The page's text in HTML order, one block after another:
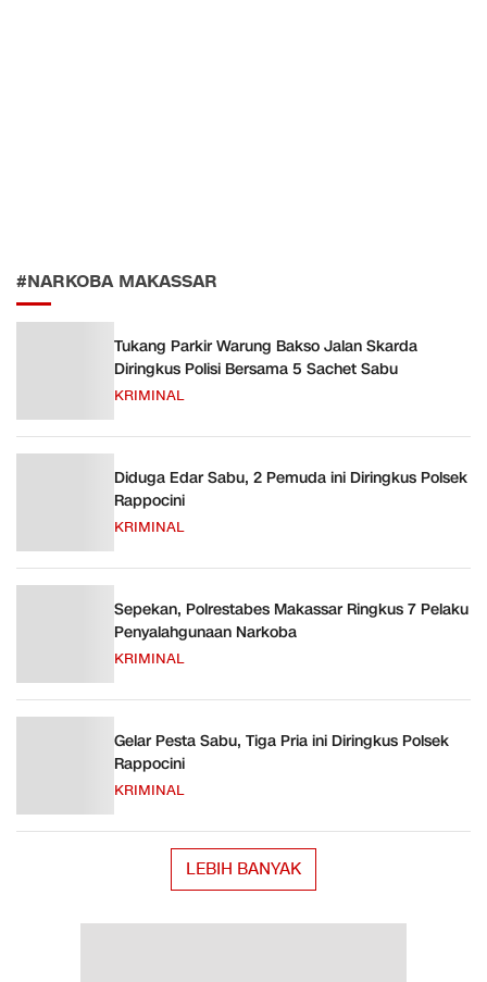
#NARKOBA MAKASSAR
Tukang Parkir Warung Bakso Jalan Skarda
Diringkus Polisi Bersama 5 Sachet Sabu
KRIMINAL
Diduga Edar Sabu, 2 Pemuda ini Diringkus Polsek
Rappocini
KRIMINAL
Sepekan, Polrestabes Makassar Ringkus 7 Pelaku
Penyalahgunaan Narkoba
KRIMINAL
Gelar Pesta Sabu, Tiga Pria ini Diringkus Polsek
Rappocini
KRIMINAL
LEBIH BANYAK